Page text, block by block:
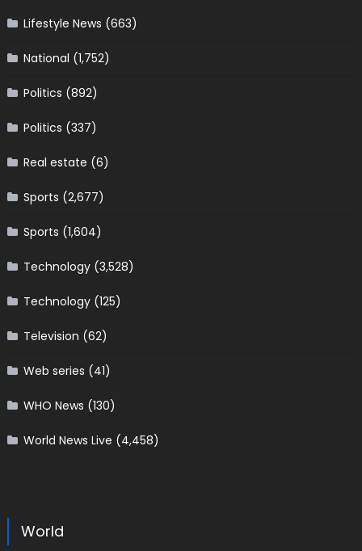
Lifestyle News (663)
National (1,752)
Politics (892)
Politics (337)
Real estate (6)
Sports (2,677)
Sports (1,604)
Technology(3,528)
Technology(125)
Television (62)
Web series (41)
WHO News (130)
World News Live (4,458)
World